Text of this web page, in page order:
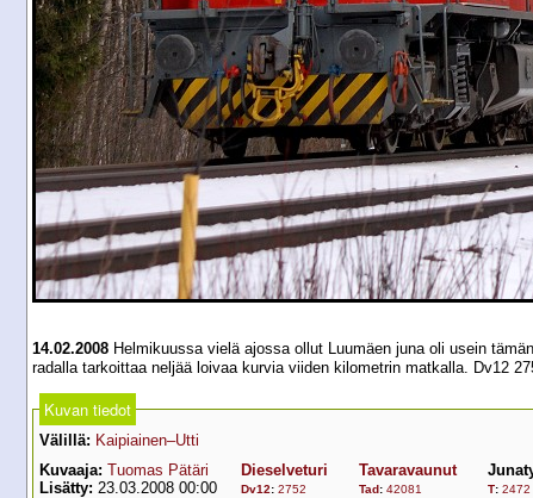
14.02.2008 Helmikuussa vielä ajossa ollut Luumäen juna oli usein
radalla tarkoittaa neljää loivaa kurvia viiden kilometrin matkalla. Dv12
Kuvan tiedot
Välillä: Kaipiainen–Utti
Kuvaaja: Tuomas Pätäri
Lisätty: 23.03.2008 00:00
Dieselveturi
Dv12: 2752
Tavaravaunut
Tad: 42081 T: 2472